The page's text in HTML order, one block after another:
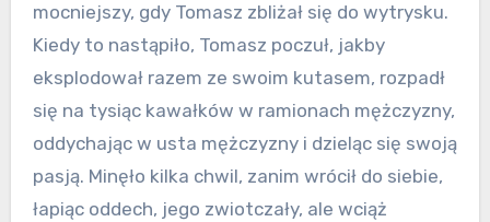
mocniejszy, gdy Tomasz zbliżał się do wytrysku.
Kiedy to nastąpiło, Tomasz poczuł, jakby
eksplodował razem ze swoim kutasem, rozpadł
się na tysiąc kawałków w ramionach mężczyzny,
oddychając w usta mężczyzny i dzieląc się swoją
pasją. Minęło kilka chwil, zanim wrócił do siebie,
łapiąc oddech, jego zwiotczały, ale wciąż